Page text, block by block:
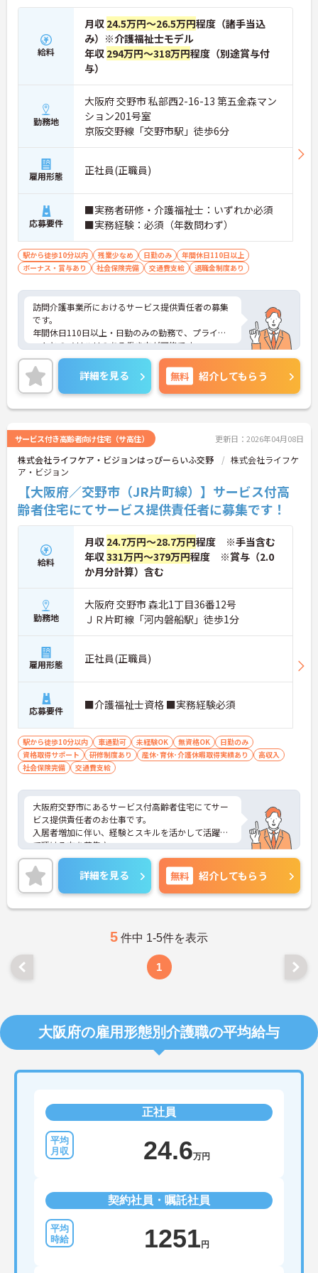
給料
月収 24.5万円～26.5万円程度（諸手当込
み）※介護福祉士モデル
年収 294万円～318万円程度（別途賞与付
与）
勤務地
大阪府 交野市 私部西2-16-13 第五金森マン
ション201号室
京阪交野線「交野市駅」徒歩6分
雇用形態 正社員(正職員)
応募要件
■実務者研修・介護福祉士：いずれか必須
■実務経験：必須（年数問わず）
駅から徒歩10分以内 残業少なめ 日勤のみ
年間休日110日以上
ボーナス・賞与あり
社会保険完備 交通費支給 退職金制度あり
訪問介護事業所におけるサービス提供責任者の募集
です。
年間休日110日以上・日勤のみの勤務で、プライベ
ートとのメリハリのある働き方が可能です。
また、福利厚生が充実しています。働きやすい環境
が整っており、安心して長くご勤務いただけます◎
ご興味のある方には、面接対策ポイントなど、さら
に詳細をご案内しますのでお気軽にご相談くださ
い！
詳細を見る 無料 紹介してもらう
サービス付き高齢者向け住宅（サ高住） 更新日：2026年04月08日
株式会社ライフケア・ビジョンはっぴーらいふ交野
株式会社ライフケ
ア・ビジョン
【大阪府／交野市（JR片町線）】サービス付高
齢者住宅にてサービス提供責任者に募集です！
給料
月収 24.7万円～28.7万円程度 ※手当含む
年収331万円～379万円程度 ※賞与（2.0
か月分計算）含む
勤務地
大阪府 交野市 森北1丁目36番12号
ＪＲ片町線「河内磐船駅」徒歩1分
雇用形態 正社員(正職員)
応募要件 ■介護福祉士資格 ■実務経験必須
駅から徒歩10分以内 車通勤可 未経験OK 無資格OK
日勤のみ
資格取得サポート
研修制度あり 産休･育休･介護休暇取得実績あり
高収入
社会保険完備
交通費支給
大阪府交野市にあるサービス付高齢者住宅にてサー
ビス提供責任者のお仕事です。
入居者増加に伴い、経験とスキルを活かして活躍し
て頂ける方を募集♪
JR片町線「河内磐船駅」より徒歩1分とアクセス抜
群◎毎日の通勤も苦になりません！
ご興味がある方は是非一度マイナビまでお問い合わ
せください。さらに詳細などお伝えします！
詳細を見る 無料 紹介してもらう
5 件中 1-5件を表示
1
大阪府の雇用形態別介護職の平均給与
正社員
24.6万円
契約社員・嘱託社員
1251 円